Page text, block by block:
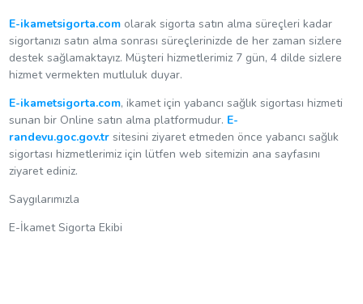
E-ikametsigorta.comolarak sigorta satın alma süreçleri kadar
sigortanızı satın alma sonrası süreçlerinizde de her zaman sizlere
destek sağlamaktayız. Müşteri hizmetlerimiz 7 gün, 4 dilde sizlere
hizmet vermekten mutluluk duyar.
E-ikametsigorta.com, ikamet için yabancı sağlık sigortası hizmeti
sunan bir Online satın alma platformudur. E-
randevu.goc.gov.tr sitesini ziyaret etmeden önce yabancı sağlık
sigortası hizmetlerimiz için lütfen web sitemizin ana sayfasını
ziyaret ediniz.
Saygılarımızla
E-İkamet Sigorta Ekibi